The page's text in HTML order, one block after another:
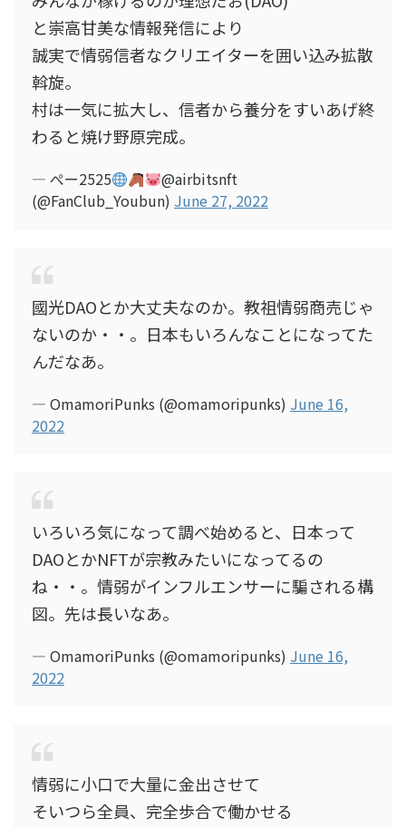
と崇高甘美な情報発信により
誠実で情弱信者なクリエイターを囲い込み拡散
斡旋。
村は一気に拡大し、信者から養分をすいあげ終
わると焼け野原完成。
— ぺー2525
@airbitsnft
(@FanClub_Youbun) June 27, 2022
國光DAOとか大丈夫なのか。教祖情弱商売じゃ
ないのか・・。日本もいろんなことになってた
んだなあ。
— OmamoriPunks (@omamoripunks) June 16,
2022
いろいろ気になって調べ始めると、日本って
DAOとかNFTが宗教みたいになってるの
ね・・。情弱がインフルエンサーに騙される構
図。先は長いなあ。
— OmamoriPunks (@omamoripunks) June 16,
2022
情弱に小口で大量に金出させて
そいつら全員、完全歩合で働かせる